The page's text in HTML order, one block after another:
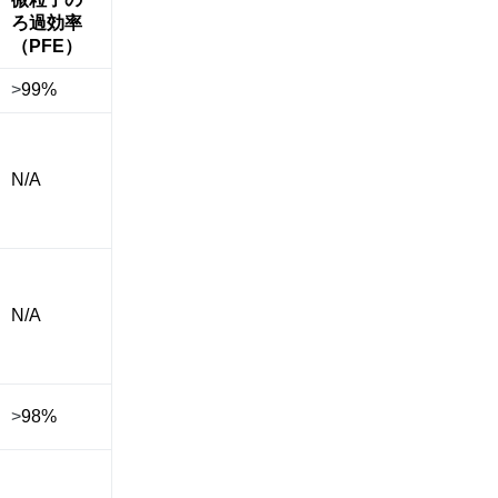
ろ過効率
（PFE）
>99%
N/A
N/A
>98%